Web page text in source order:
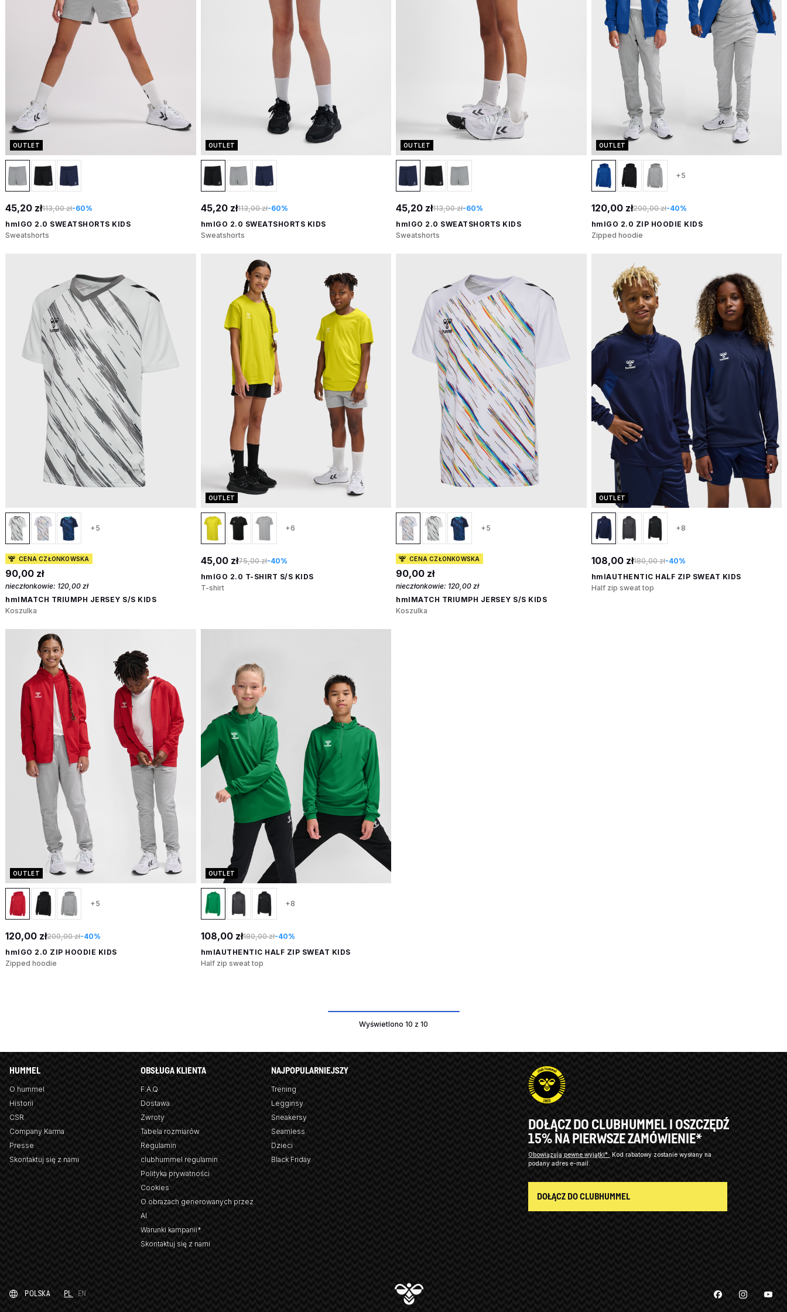
OUTLET
45,20 zł113,00 zł-60%
hmlGO 2.0 SWEATSHORTS KIDS
Sweatshorts
OUTLET
45,20 zł113,00 zł-60%
hmlGO 2.0 SWEATSHORTS KIDS
Sweatshorts
OUTLET
45,20 zł113,00 zł-60%
hmlGO 2.0 SWEATSHORTS KIDS
Sweatshorts
OUTLET
+5
120,00 zł200,00 zł-40%
hmlGO 2.0 ZIP HOODIE KIDS
Zipped hoodie
+5
CENA CZŁONKOWSKA
90,00 zł
nieczłonkowie: 120,00 zł
hmlMATCH TRIUMPH JERSEY S/S KIDS
Koszulka
OUTLET
+6
45,00 zł75,00 zł-40%
hmlGO 2.0 T-SHIRT S/S KIDS
T-shirt
+5
CENA CZŁONKOWSKA
90,00 zł
nieczłonkowie: 120,00 zł
hmlMATCH TRIUMPH JERSEY S/S KIDS
Koszulka
OUTLET
+8
108,00 zł180,00 zł-40%
hmlAUTHENTIC HALF ZIP SWEAT KIDS
Half zip sweat top
OUTLET
+5
120,00 zł200,00 zł-40%
hmlGO 2.0 ZIP HOODIE KIDS
Zipped hoodie
OUTLET
+8
108,00 zł180,00 zł-40%
hmlAUTHENTIC HALF ZIP SWEAT KIDS
Half zip sweat top
Wyświetlono 10 z 10
HUMMEL
O hummel
Historii
CSR
Company Karma
Presse
Skontaktuj się z nami
OBSŁUGA KLIENTA
F.A.Q
Dostawa
Zwroty
Tabela rozmiarów
Regulamin
clubhummel regulamin
Polityka prywatności
Cookies
O obrazach generowanych przez
AI
Warunki kampanii*
Skontaktuj się z nami
NAJPOPULARNIEJSZY
Trening
Legginsy
Sneakersy
Seamless
Dzieci
Black Friday
DOŁĄCZ DO CLUBHUMMEL I OSZCZĘDŹ
15% NA PIERWSZE ZAMÓWIENIE*
Obowiązują pewne wyjątki* Kod rabatowy zostanie wysłany na
podany adres e-mail.
DOŁĄCZ DO CLUBHUMMEL
POLSKA PL EN